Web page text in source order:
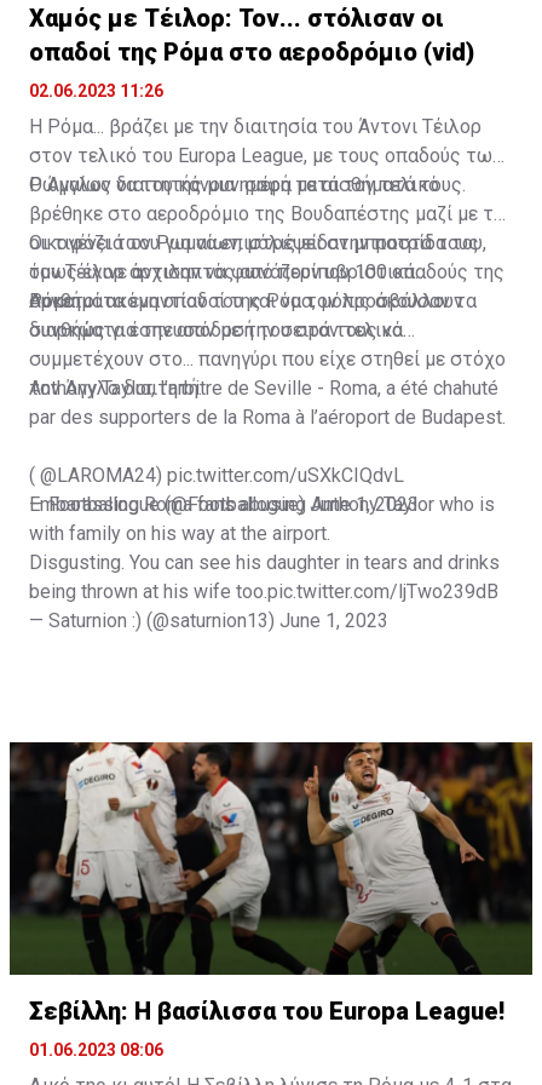
Χαμός με Τέιλορ: Τον... στόλισαν οι
οπαδοί της Ρόμα στο αεροδρόμιο (vid)
02.06.2023 11:26
Η Ρόμα... βράζει με την διαιτησία του Άντονι Τέιλορ
στον τελικό του Europa League, με τους οπαδούς των
Ρωμαίων να του κάνουν σαφή τα αισθήματά τους.
Ο Άγγλος διαιτητής μια ημέρα μετά τον τελικό
βρέθηκε στο αεροδρόμιο της Βουδαπέστης μαζί με την
οικογένειά του για να επιστρέψει στην πατρίδα του,
όμως έγινε αντιληπτός από περίπου 100 οπαδούς της
Ρόμα.
Οι τιφόζι των Ρωμαίων, μόλις είδαν μπροστά τους
τον Τέιλορ άρχισαν να φωνάζουν υβριστικά
συνθήματα εναντίον του και να τον προσβάλλουν
διαρκώς για την απόδοσή του στον τελικό.
Αρκετοί ακόμη οπαδοί της Ρόμα, μόλις άκουσαν τα
συνθήματα έσπευσαν με την σειρά τους να
συμμετέχουν στο... πανηγύρι που είχε στηθεί με στόχο
τον Άγγλο διαιτητή.
Anthony Taylor, l’arbitre de Seville - Roma, a été chahuté
par des supporters de la Roma à l’aéroport de Budapest.
( @LAROMA24) pic.twitter.com/uSXkCIQdvL
— Footballogue (@Footballogue) June 1, 2023
Embarassing Roma fans abusing Anthony Taylor who is
with family on his way at the airport.
Disgusting. You can see his daughter in tears and drinks
being thrown at his wife too.pic.twitter.com/ljTwo239dB
— Saturnion :) (@saturnion13) June 1, 2023
Σεβίλλη: Η βασίλισσα του Europa League!
01.06.2023 08:06